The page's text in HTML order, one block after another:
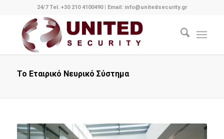
24/7 Tel. +30 210 4100490 | Email: info@unitedsecurity.gr
Το Εταιρικό Νευρικό Σύστημα